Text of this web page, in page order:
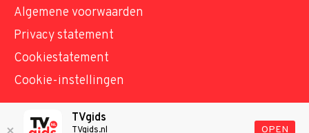
Algemene voorwaarden
Privacy statement
Cookiestatement
Cookie-instellingen
© TVgids.nl 2026 - All rights reserved. No text and
TVgids
TVgids.nl OPEN